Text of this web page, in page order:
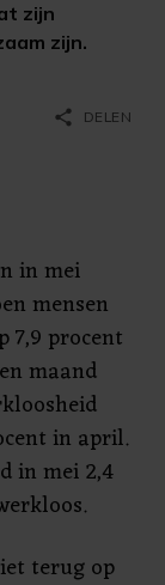
zijn
zijn.
share DELEN
in mei
mensen
7,9 procent
maand
in april.
in mei 2,4
terug op